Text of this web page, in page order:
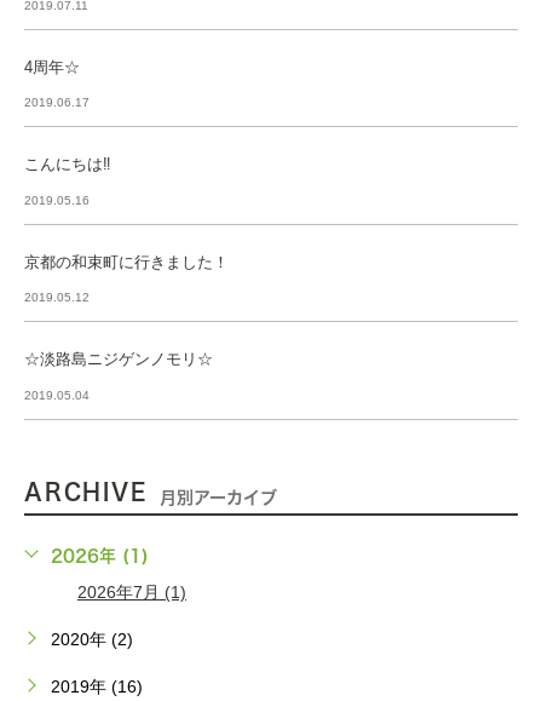
2019.07.11
4周年☆
2019.06.17
こんにちは‼︎
2019.05.16
京都の和束町に行きました！
2019.05.12
☆淡路島ニジゲンノモリ☆
2019.05.04
ARCHIVE 月別アーカイブ
2026年 (1)
2026年7月 (1)
2020年 (2)
2019年 (16)